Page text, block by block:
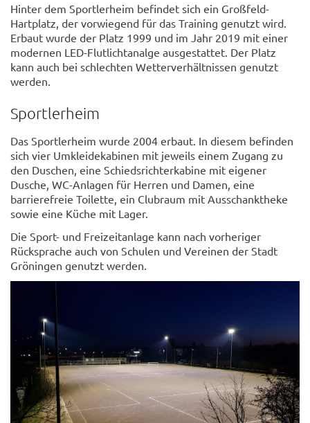
Hinter dem Sportlerheim befindet sich ein Großfeld-
Hartplatz, der vorwiegend für das Training genutzt wird.
Erbaut wurde der Platz 1999 und im Jahr 2019 mit einer
modernen LED-Flutlichtanalge ausgestattet. Der Platz
kann auch bei schlechten Wetterverhältnissen genutzt
werden.
Sportlerheim
Das Sportlerheim wurde 2004 erbaut. In diesem befinden
sich vier Umkleidekabinen mit jeweils einem Zugang zu
den Duschen, eine Schiedsrichterkabine mit eigener
Dusche, WC-Anlagen für Herren und Damen, eine
barrierefreie Toilette, ein Clubraum mit Ausschanktheke
sowie eine Küche mit Lager.
Die Sport- und Freizeitanlage kann nach vorheriger
Rücksprache auch von Schulen und Vereinen der Stadt
Gröningen genutzt werden.